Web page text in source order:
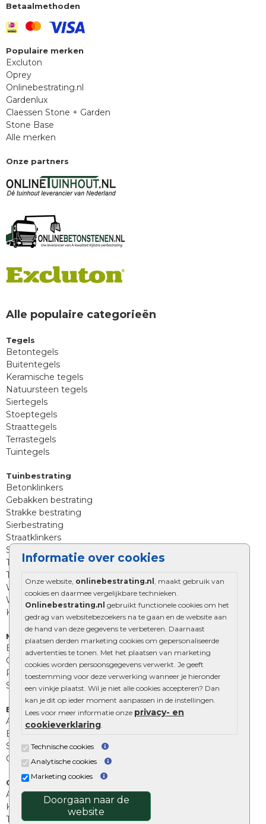
Informatie over cookies
Onze website, onlinebestrating.nl , maakt gebruik van
cookies en daarmee vergelijkbare technieken.
Onlinebestrating.nl gebruikt functionele cookies om het
gedrag van websitebezoekers na te gaan en de website aan
de hand van deze gegevens te verbeteren. Daarnaast
plaatsen derden marketing cookies om gepersonaliseerde
advertenties te tonen. Met het plaatsen van marketing
cookies worden persoonsgegevens verwerkt. Je geeft
toestemming voor deze verwerking wanneer je hieronder
een vinkje plaatst. Wil je niet alle cookies accepteren? Dan
kan je dit op ieder moment aanpassen in de instellingen.
Lees voor meer informatie onze privacy- en
cookieverklaring.
Technische cookies
Analytische cookies
Marketing cookies
Doorgaan naar de
website
Betaalmethoden
Populaire merken
Excluton
Oprey
Onlinebestrating.nl
Gardenlux
Claessen Stone + Garden
Stone Base
Alle merken
Onze partners
Alle populaire categorieën
Tegels
Betontegels
Buitentegels
Keramische tegels
Natuursteen tegels
Siertegels
Stoeptegels
Straattegels
Terrastegels
Tuintegels
Tuinbestrating
Betonklinkers
Gebakken bestrating
Strakke bestrating
Sierbestrating
Straatklinkers
Straatstenen
Trommelstenen
Tuinstenen
Waalformaat
Wildverband bestrating
Kingstones
Muurelementen
Betonbielzen
Opsluitbanden
Palissades
Stapelblokken
Extra benodigdheden
Afwatering en diversen
Beplantings en betonelementen
Split, grind en zand
Oprit tegels
Overig
Aanbiedingen
Kunstgras
Tuintegels outlet